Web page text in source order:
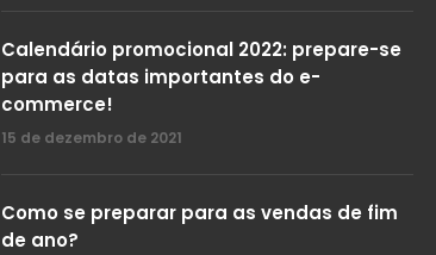
Calendário promocional 2022: prepare-se
para as datas importantes do e-
commerce!
15 de dezembro de 2021
Como se preparar para as vendas de fim
de ano?